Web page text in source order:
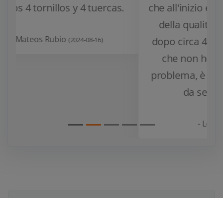
che all'inizio ero abbastanza dubbioso
della qualità della plastica ma ora
dopo circa 4 quasi 5 mesi posso dire
che non ho avuto nessun tipo di
problema, è facile da installare e non
- Leo Palu(2024-01-21)